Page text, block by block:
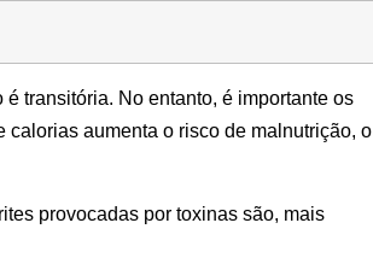
transitória. No entanto, é importante os
aumenta o risco de malnutrição, o
provocadas por toxinas são, mais